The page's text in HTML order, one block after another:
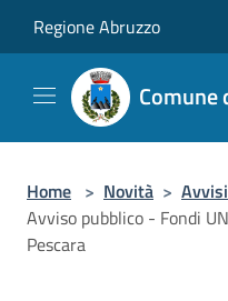
Regione Abruzzo
Comune
Home > Novità > Avvisi
Avviso pubblico - Fondi
Pescara